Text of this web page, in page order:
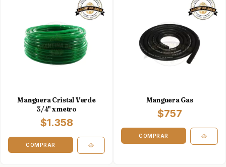
Manguera Cristal Verde
3/4" x metro
$1.358
Manguera Gas
$757